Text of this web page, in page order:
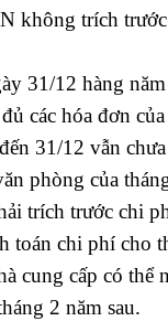
không trích
31/12 hàng
các hóa đơn
31/12 vẫn
phòng của
trích trước chi
toán chi phí cho
cung cấp có thể
2 năm sau.